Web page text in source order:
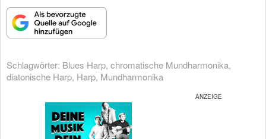
Schlagwörter: Blues Harp, chromatische Mundharmonika,
diatonische Harp, Harp, Mundharmonika